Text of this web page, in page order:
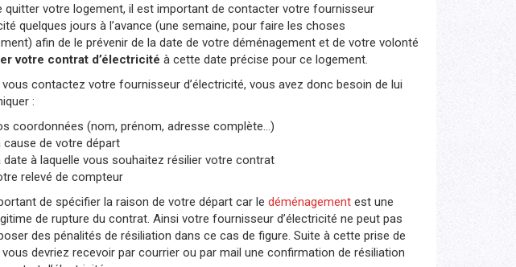
quitter votre logement, il est important de contacter votre fournisseur
quelques jours à l’avance (une semaine, pour faire les choses
afin de le prévenir de la date de votre déménagement et de votre volonté
votre contrat d’électricité à cette date précise pour ce logement.
contactez votre fournisseur d’électricité, vous avez donc besoin de lui
:
coordonnées (nom, prénom, adresse complète…)
cause de votre départ
date à laquelle vous souhaitez résilier votre contrat
relevé de compteur
de spécifier la raison de votre départ car le déménagement est une
de rupture du contrat. Ainsi votre fournisseur d’électricité ne peut pas
des pénalités de résiliation dans ce cas de figure. Suite à cette prise de
devriez recevoir par courrier ou par mail une confirmation de résiliation